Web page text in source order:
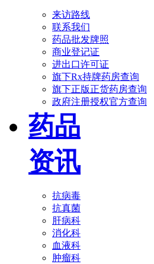
来访路线
联系我们
药品批发牌照
商业登记证
进出口许可证
旗下Rx持牌药房查询
旗下正版正货药房查询
政府注册授权官方查询
药品
资讯
抗病毒
抗真菌
肝病科
消化科
血液科
肿瘤科